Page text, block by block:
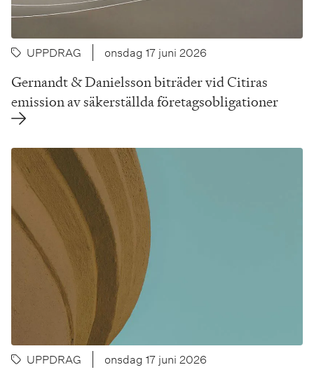
UPPDRAG onsdag 17 juni 2026
Gernandt & Danielsson biträder vid Citiras
emission av säkerställda företagsobligationer
UPPDRAG onsdag 17 juni 2026